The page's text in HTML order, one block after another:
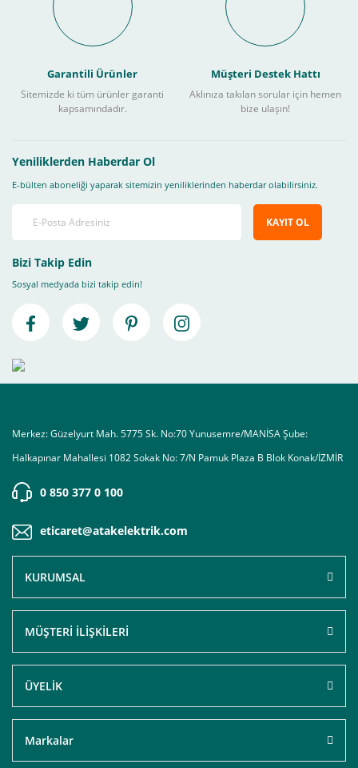
Garantili Ürünler
Sitemizde ki tüm ürünler garanti
kapsamındadır.
Müşteri Destek Hattı
Aklınıza takılan sorular için hemen
bize ulaşın!
Yeniliklerden Haberdar Ol
E-bülten aboneliği yaparak sitemizin yeniliklerinden haberdar olabilirsiniz.
KAYIT OL
Bizi Takip Edin
Sosyal medyada bizi takip edin!
Merkez: Güzelyurt Mah. 5775 Sk. No:70 Yunusemre/MANİSA Şube:
Halkapınar Mahallesi 1082 Sokak No: 7/N Pamuk Plaza B Blok Konak/İZMİR
0 850 377 0 100
eticaret@atakelektrik.com
KURUMSAL
MÜŞTERİ İLİŞKİLERİ
ÜYELİK
Markalar